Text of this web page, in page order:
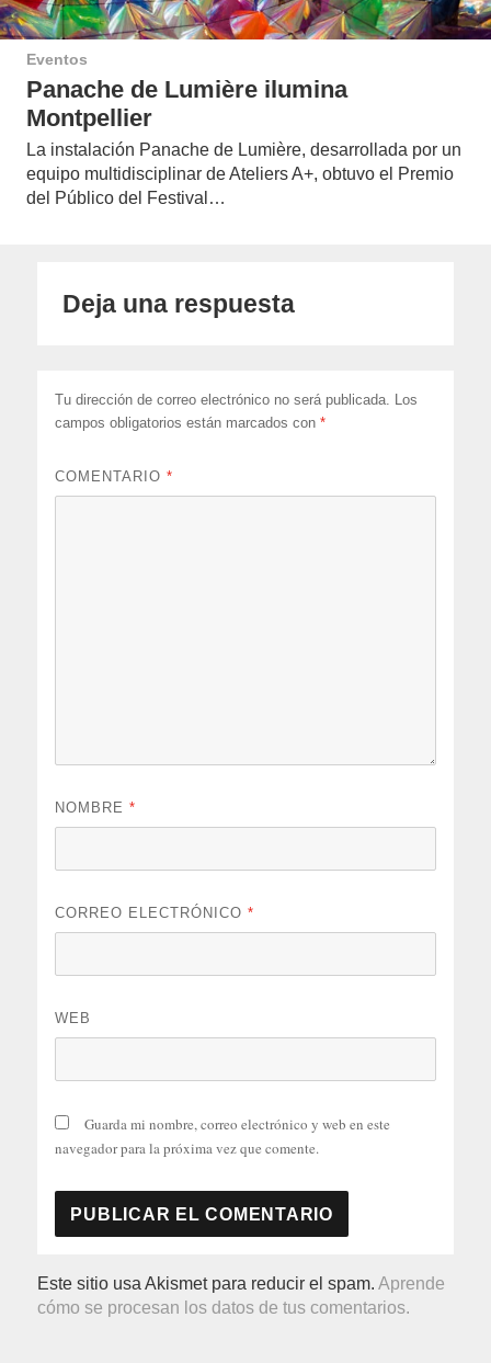
Eventos
Panache de Lumière ilumina
Montpellier
La instalación Panache de Lumière, desarrollada por un
equipo multidisciplinar de Ateliers A+, obtuvo el Premio
del Público del Festival…
Deja una respuesta
Tu dirección de correo electrónico no será publicada. Los
campos obligatorios están marcados con*
COMENTARIO*
NOMBRE*
CORREO ELECTRÓNICO*
WEB
Guarda mi nombre, correo electrónico y web en este
navegador para la próxima vez que comente.
Este sitio usa Akismet para reducir el spam.Aprende
cómo se procesan los datos de tus comentarios.